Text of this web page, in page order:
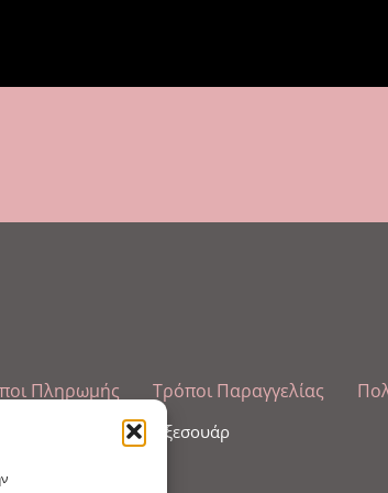
Πληρωμής Τρόποι Παραγγελίας
άκρων και αξεσουάρ